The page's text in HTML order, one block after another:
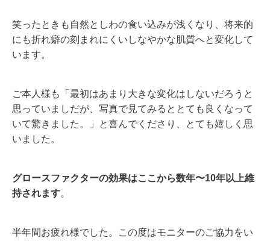
笑ったときも自然としわの食い込みが浅くなり、将来的
にも折れ癖の刻まれにくいしなやかな肌質へと変化して
います。
ご本人様も「最初はあまり大きな変化はしないだろうと
思っていましだが、写真で見てみるととても良くなって
いて驚きました。」と喜んでくださり、とても嬉しく思
いました。
グロースファクターの効果はここから数年〜10年以上維
持されます。
半年間お疲れ様でした。この度はモニターのご協力をい